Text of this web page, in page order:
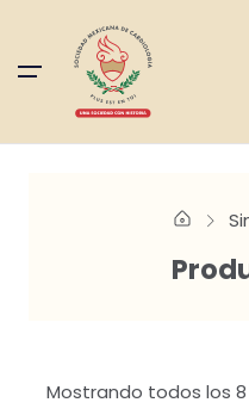
Mostrando todos los